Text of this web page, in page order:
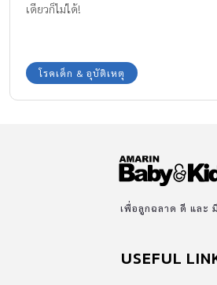
เดียวก็ไม่ได้!
โรคเด็ก & อุบัติเหตุ
เพื่อลูกฉลาด ดี และ
USEFUL